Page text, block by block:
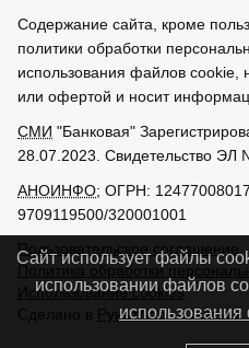
Содержание сайта, кроме
политики обработки
использования файлов cookie,
или офертой и носит
СМИ "Банковая"
28.07.2023. Свидетельство
АНОИНФО; ОГРН:
9709119500/320001001
Пользовательское соглашение
Политика обработки
Использование cookies
Сделано в
РунетЛаб – Сайты и
Сайт использует файлы
использовании файлов